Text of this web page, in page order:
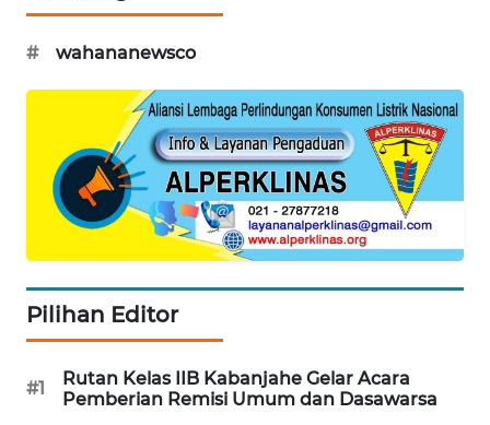
# wahananewsco
Pilihan Editor
#1
Rutan Kelas IIB Kabanjahe Gelar Acara
Pemberian Remisi Umum dan Dasawarsa
WAHANANEWS
WAHANA
WAHANA
UMKM
WAHANA
WAHANA